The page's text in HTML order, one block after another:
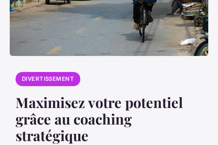
DIVERTISSEMENT
Maximisez votre potentiel
grâce au coaching
stratégique